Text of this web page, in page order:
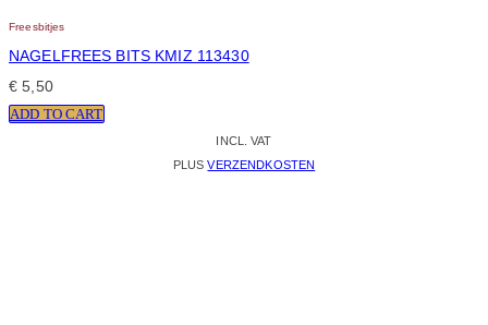
Freesbitjes
NAGELFREES BITS KMIZ 113430
€ 5,50
ADD TO CART
INCL. VAT
PLUSVERZENDKOSTEN